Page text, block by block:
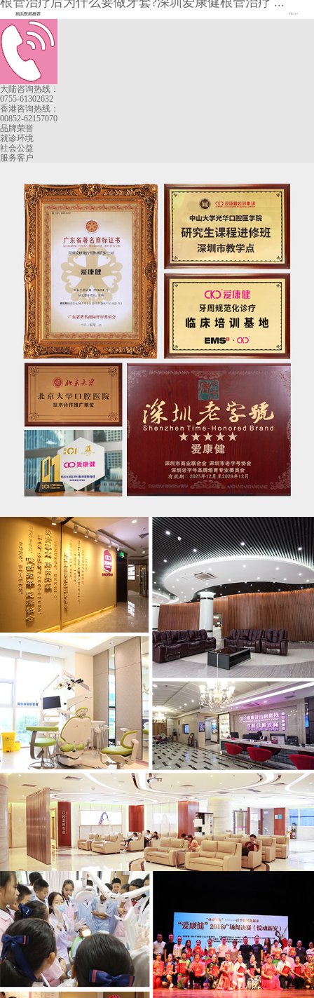
相关医师推荐 More+
大陆咨询热线：
0755-61302632
香港咨询热线：
00852-62157070
品牌荣誉
就诊环境
社会公益
服务客户